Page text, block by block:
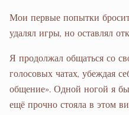
Мои первые попытки
удалял игры, но оставлял
Я продолжал общаться со
голосовых чатах, убеждая
общение». Одной ногой я
ещё прочно стояла в этом